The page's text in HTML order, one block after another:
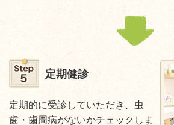
定期健診
定期的に受診していただき、虫
歯・歯周病がないかチェックしま